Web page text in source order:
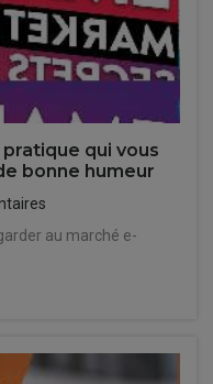
qui vous
bonne humeur
au marché e-